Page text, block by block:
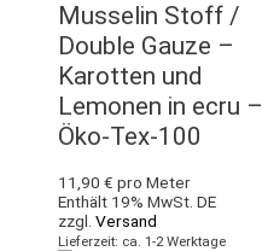
Musselin Stoff /
Double Gauze –
Karotten und
Lemonen in ecru –
Öko-Tex-100
11,90 € pro Meter
Enthält 19% MwSt. DE
zzgl. Versand
Lieferzeit: ca. 1-2 Werktage